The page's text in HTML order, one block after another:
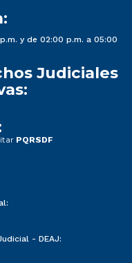
y de 02:00 p.m. a 05:00
Judiciales
PQRSDF
- DEAJ: